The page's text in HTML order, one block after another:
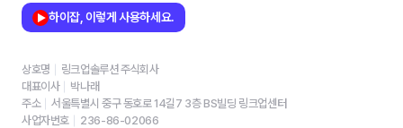
하이잡, 이렇게 사용하세요.
상호명
링크업솔루션 주식회사
대표이사
박나래
주소
서울특별시 중구 동호로 14길7 3층 BS빌딩 링크업센터
사업자번호
236-86-02066